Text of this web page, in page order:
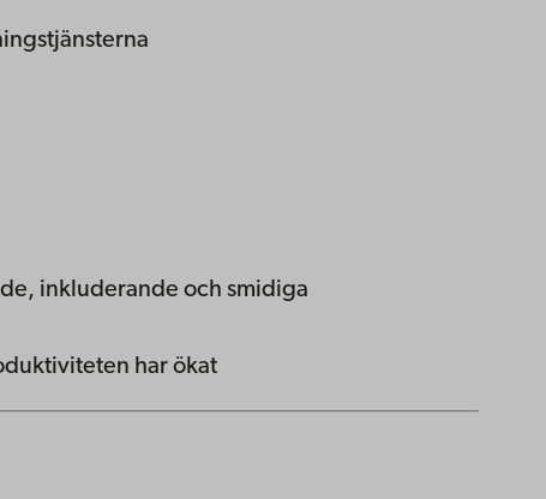
inkluderande och smidiga
har ökat